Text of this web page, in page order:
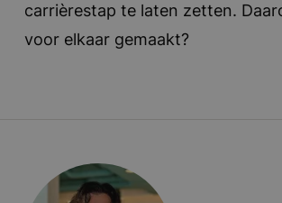
carrièrestap te laten zetten.
voor elkaar gemaakt?